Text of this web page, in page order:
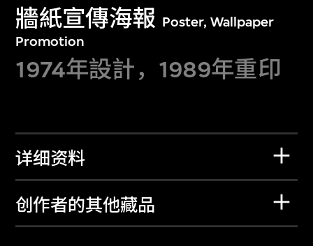
牆紙宣傳海報 Poster, Wallpaper
Promotion
1974年設計，1989年重印
详细资料
创作者的其他藏品